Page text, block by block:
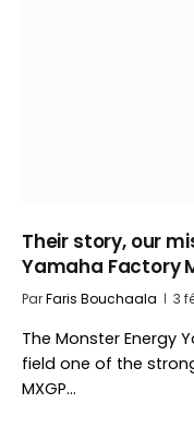
Their story, our
Yamaha Factory
ParFaris Bouchaala 3
The Monster Energy
field one of the
MXGP…